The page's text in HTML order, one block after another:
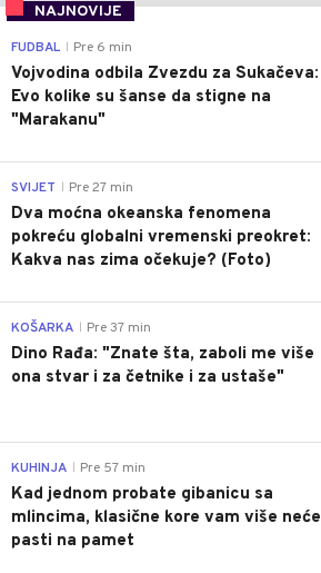
NAJNOVIJE
FUDBAL Pre 6 min
Vojvodina odbila Zvezdu za Sukačeva:
Evo kolike su šanse da stigne na
"Marakanu"
SVIJET Pre 27 min
Dva moćna okeanska fenomena
pokreću globalni vremenski preokret:
Kakva nas zima očekuje? (Foto)
KOŠARKA Pre 37 min
Dino Rađa: "Znate šta, zaboli me više
ona stvar i za četnike i za ustaše"
KUHINJA Pre 57 min
Kad jednom probate gibanicu sa
mlincima, klasične kore vam više neće
pasti na pamet